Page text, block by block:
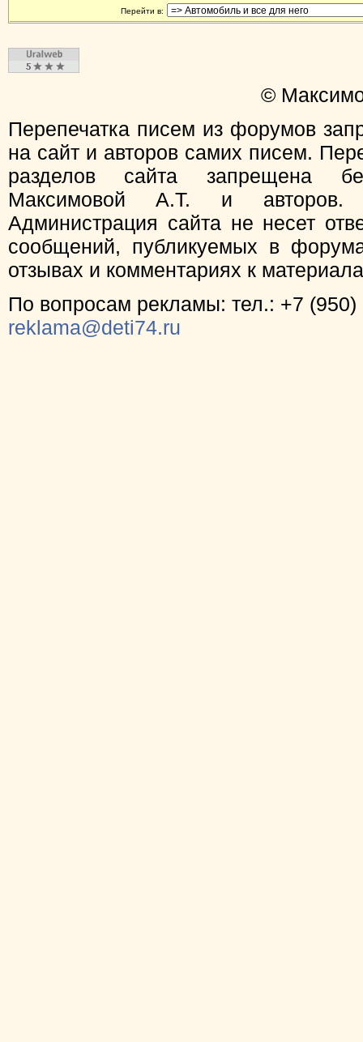
Перейти в:
©
Перепечатка писем из форумов
на сайт и авторов самих писем.
разделов сайта запрещена
Максимовой А.Т. и
Администрация сайта не несет
сообщений, публикуемых в
отзывах и комментариях к
По вопросам рекламы: тел.: +7 (950)
reklama@deti74.ru